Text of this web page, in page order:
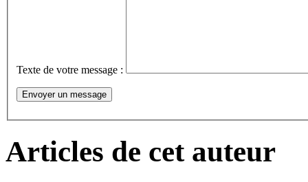
Texte de votre message :
Articles de cet auteur